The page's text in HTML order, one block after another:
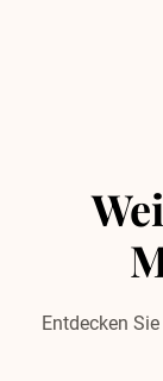
Entdecken